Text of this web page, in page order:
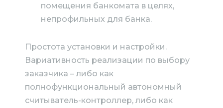
помещения банкомата в целях,
непрофильных для банка.
Простота установки и настройки.
Вариативность реализации по выбору
заказчика – либо как
полнофункциональный автономный
считыватель-контроллер, либо как